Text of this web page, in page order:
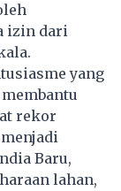
izin dari
yang
rekor
Baru,
lahan,